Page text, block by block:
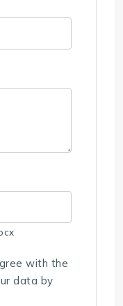
with the
data by